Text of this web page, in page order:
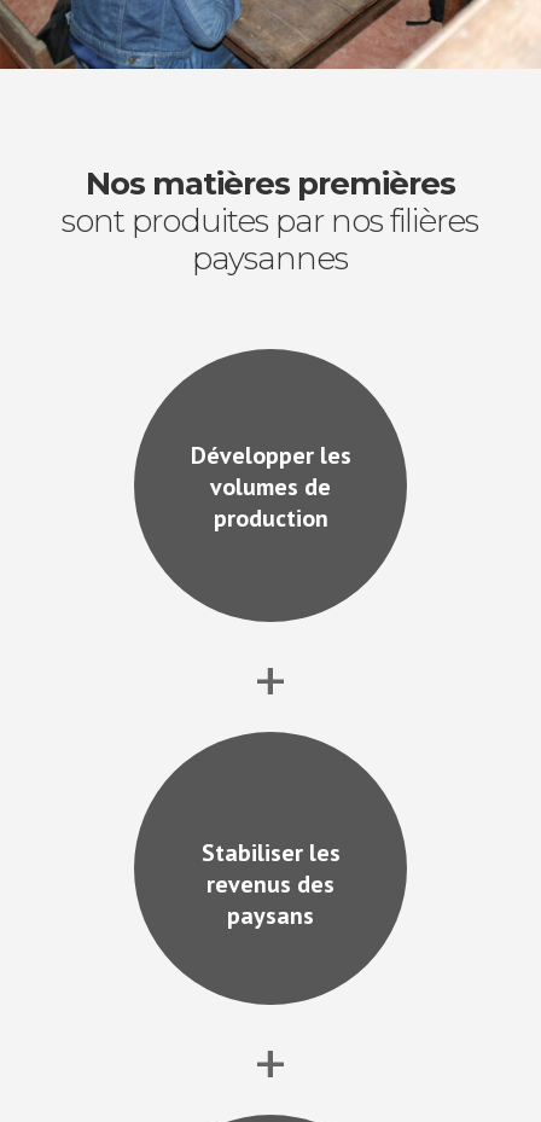
Nos matières premières
sont produites par nos filières
paysannes
Développer les
volumes de
production
+
Stabiliser les
revenus des
paysans
+